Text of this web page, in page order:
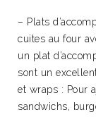
– Plats
cuites au four
un plat
sont un
et wraps : Pour
sandwichs,